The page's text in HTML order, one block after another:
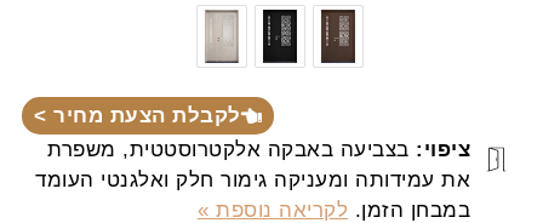
ציפוי: בצביעה באבקה אלקטרוסטטית, משפרת
את עמידותה ומעניקה גימור חלק ואלגנטי העומד
במבחן הזמן. לקריאה נוספת »
לקבלת הצעת מחיר >